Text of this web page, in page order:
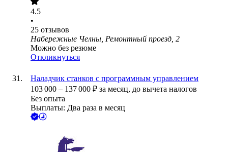
4.5
•
25 отзывов
Набережные Челны, Ремонтный проезд, 2
Можно без резюме
Откликнуться
Наладчик станков с программным управлением
103 000 – 137 000 ₽ за месяц, до вычета налогов
Без опыта
Выплаты: Два раза в месяц